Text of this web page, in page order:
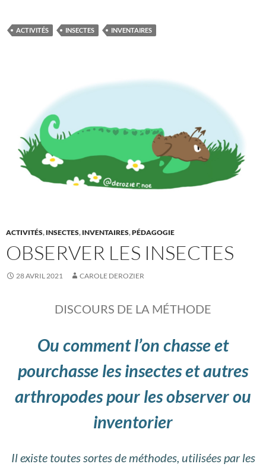
ACTIVITÉS INSECTES INVENTAIRES
ACTIVITÉS, INSECTES, INVENTAIRES,PÉDAGOGIE
OBSERVER LES INSECTES
28 AVRIL 2021 CAROLE DEROZIER
DISCOURS DE LA MÉTHODE
Ou comment l’on chasse et
pourchasse les insectes et autres
arthropodes pour les observer ou
inventorier
Il existe toutes sortes de méthodes, utilisées par les